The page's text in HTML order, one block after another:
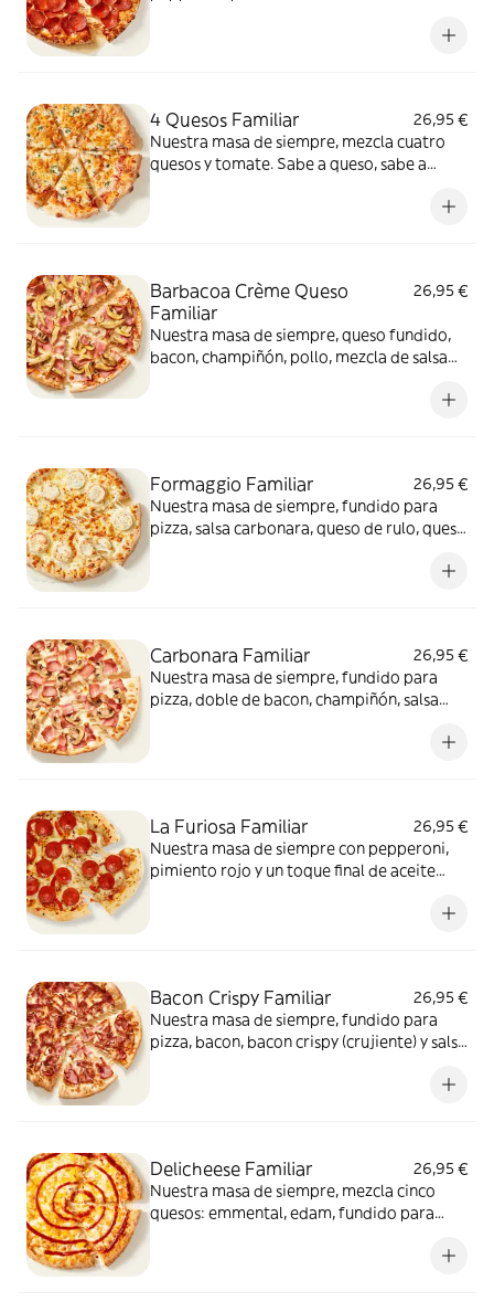
4 Quesos Familiar
26,95 €
Nuestra masa de siempre, mezcla cuatro
quesos y tomate. Sabe a queso, sabe a
Barbacoa Crème Queso
Familiar
26,95 €
Nuestra masa de siempre, queso fundido,
bacon, champiñón, pollo, mezcla de salsa
Formaggio Familiar
26,95 €
Nuestra masa de siempre, fundido para
pizza, salsa carbonara, queso de rulo, queso
cheddar, gouda, emmental , mozzarella y
Carbonara Familiar
26,95 €
Nuestra masa de siempre, fundido para
pizza, doble de bacon, champiñón, salsa
La Furiosa Familiar
26,95 €
Nuestra masa de siempre con pepperoni,
pimiento rojo y un toque final de aceite
Bacon Crispy Familiar
26,95 €
Nuestra masa de siempre, fundido para
pizza, bacon, bacon crispy (crujiente) y salsa
Delicheese Familiar
26,95 €
Nuestra masa de siempre, mezcla cinco
quesos: emmental, edam, fundido para
confitado y orégano. El festival de queso